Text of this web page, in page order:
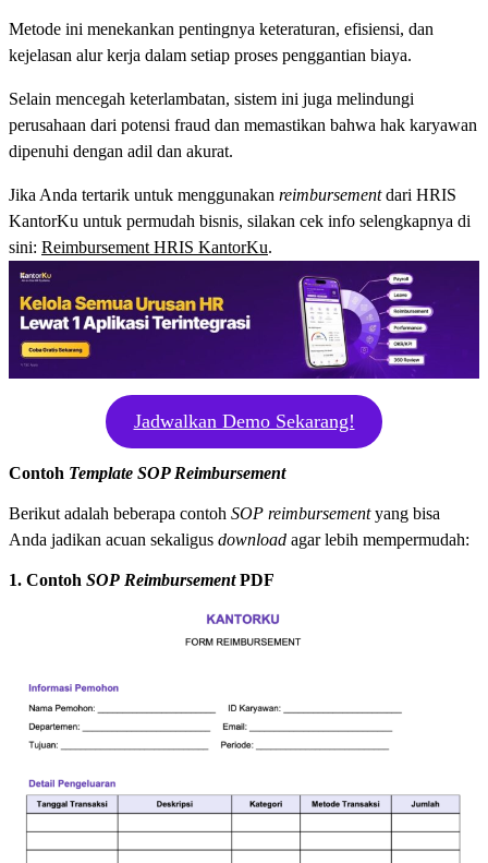
Metode ini menekankan pentingnya keteraturan, efisiensi, dan
kejelasan alur kerja dalam setiap proses penggantian biaya.
Selain mencegah keterlambatan, sistem ini juga melindungi
perusahaan dari potensi fraud dan memastikan bahwa hak karyawan
dipenuhi dengan adil dan akurat.
Jika Anda tertarik untuk menggunakan reimbursementdari HRIS
KantorKu untuk permudah bisnis, silakan cek info selengkapnya di
sini: Reimbursement HRIS KantorKu.
Jadwalkan Demo Sekarang!
Contoh Template SOP Reimbursement
Berikut adalah beberapa contoh SOP reimbursementyang bisa
Anda jadikan acuan sekaligus download agar lebih mempermudah:
1. Contoh SOP ReimbursementPDF